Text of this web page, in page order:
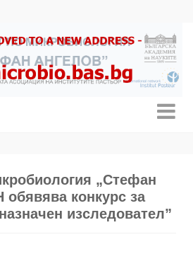
„Стефан
обявява конкурс за
изследовател”